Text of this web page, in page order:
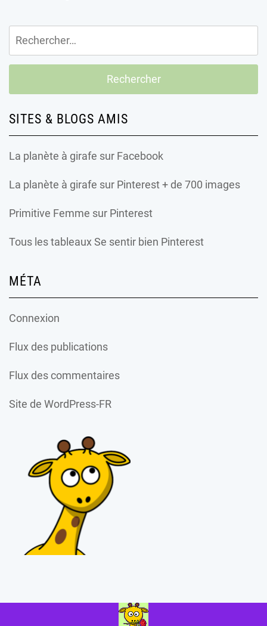
Rechercher :
SITES & BLOGS AMIS
La planète à girafe sur Facebook
La planète à girafe sur Pinterest + de 700 images
Primitive Femme sur Pinterest
Tous les tableaux Se sentir bien Pinterest
MÉTA
Connexion
Flux des publications
Flux des commentaires
Site de WordPress-FR